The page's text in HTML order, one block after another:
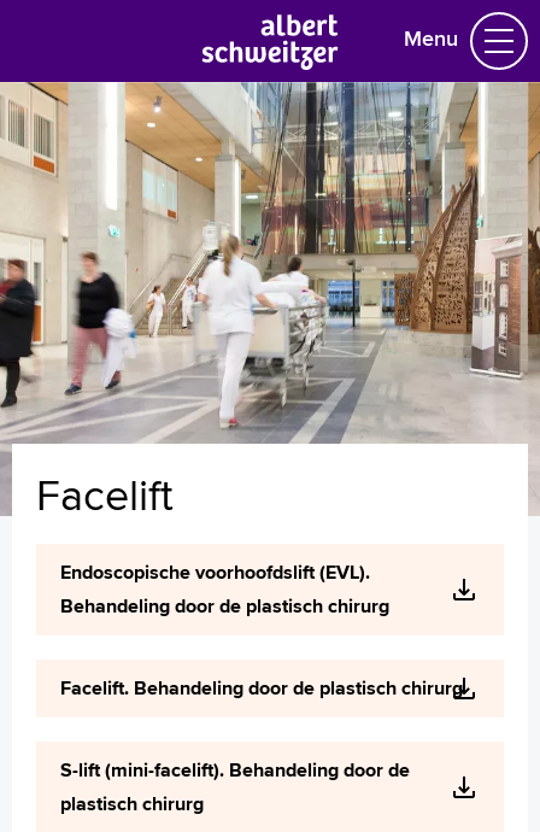
Menu
Homepage
Praktische informatie
Specialismen
Werken en leren
Medewerkers
Contact
MijnASz
Tekstgrootte A
Zoeken
Français
Polski
Facelift
Endoscopische voorhoofdslift (EVL).
Behandeling door de plastisch chirurg
Facelift. Behandeling door de plastisch chirurg
S-lift (mini-facelift). Behandeling door de
plastisch chirurg